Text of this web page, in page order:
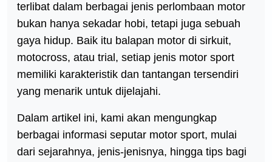
terlibat dalam berbagai jenis perlombaan motor
bukan hanya sekadar hobi, tetapi juga sebuah
gaya hidup. Baik itu balapan motor di sirkuit,
motocross, atau trial, setiap jenis motor sport
memiliki karakteristik dan tantangan tersendiri
yang menarik untuk dijelajahi.
Dalam artikel ini, kami akan mengungkap
berbagai informasi seputar motor sport, mulai
dari sejarahnya, jenis-jenisnya, hingga tips bagi